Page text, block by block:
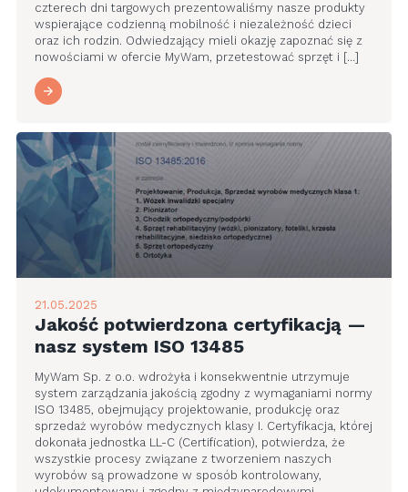
czterech dni targowych prezentowaliśmy nasze produkty
wspierające codzienną mobilność i niezależność dzieci
oraz ich rodzin. Odwiedzający mieli okazję zapoznać się z
nowościami w ofercie MyWam, przetestować sprzęt i […]
21.05.2025
Jakość potwierdzona certyfikacją —
nasz system ISO 13485
MyWam Sp. z o.o. wdrożyła i konsekwentnie utrzymuje
system zarządzania jakością zgodny z wymaganiami normy
ISO 13485, obejmujący projektowanie, produkcję oraz
sprzedaż wyrobów medycznych klasy I. Certyfikacja, której
dokonała jednostka LL-C (Certification), potwierdza, że
wszystkie procesy związane z tworzeniem naszych
wyrobów są prowadzone w sposób kontrolowany,